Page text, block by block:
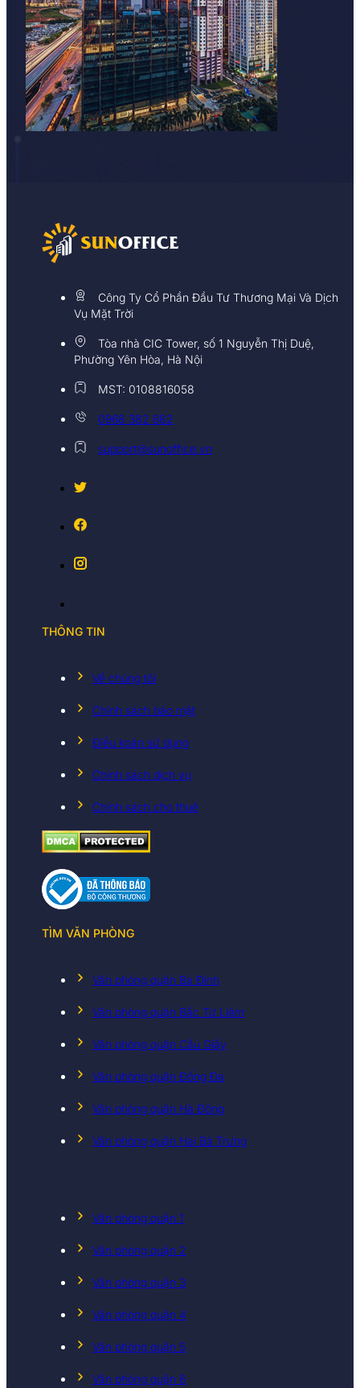
Công Ty Cổ Phần Đầu Tư Thương Mại Và Dịch
Vụ Mặt Trời
Tòa nhà CIC Tower, số 1 Nguyễn Thị Duệ,
Phường Yên Hòa, Hà Nội
MST: 0108816058
0968 382 682
support@sunoffice.vn
THÔNG TIN
Về chúng tôi
Chính sách bảo mật
Điều koản sử dụng
Chính sách dịch vụ
Chính sách cho thuê
TÌM VĂN PHÒNG
Văn phòng quận Ba Đình
Văn phòng quận Bắc Từ Liêm
Văn phòng quận Cầu Giấy
Văn phòng quận Đống Đa
Văn phòng quận Hà Đông
Văn phòng quận Hai Bà Trưng
Văn phòng quận 1
Văn phòng quận 2
Văn phòng quận 3
Văn phòng quận 4
Văn phòng quận 5
Văn phòng quận 6